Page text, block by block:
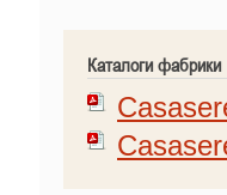
Каталоги фабрики